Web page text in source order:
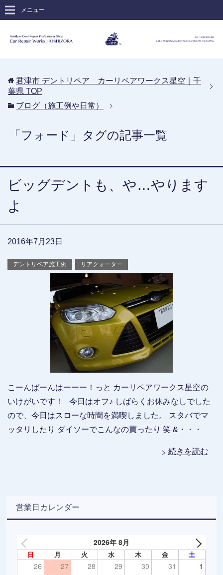
メニュー
君津市 デントリペア カーリペアワークス星空｜千
葉県 TOP
ブログ（施工例や日常）
「フォード」タグの記事一覧
ビッグデントも、や…やります
よ
2016年7月23日
デントリペア施工例 リアクォーター
こーんばーんはーーー！っと カーリペアワークス星空の
いけがいです！ 今日はオフ♪ しばらくお休みなしでした
ので、今日はスローな時間を満喫しました。 スタバでマ
ッタリしたり ダイソーでこんなの買ったり 笑 &・・・
続きを読む
営業日カレンダー
2026年 8月
日 月 火 水 木 金 土
26 27 28 29 30 31 1